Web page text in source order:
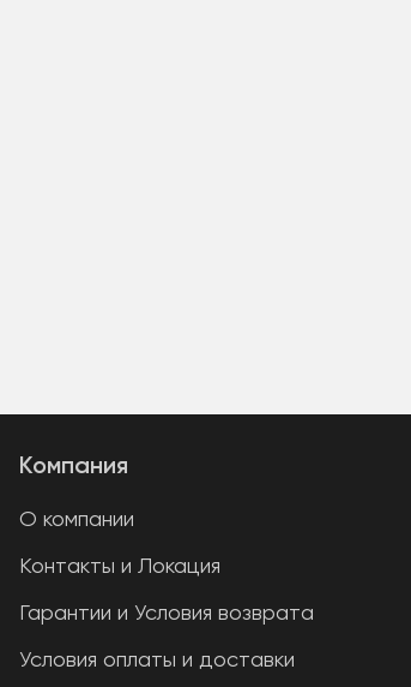
Компания
О компании
Контакты и Локация
Гарантии и Условия возврата
Условия оплаты и доставки